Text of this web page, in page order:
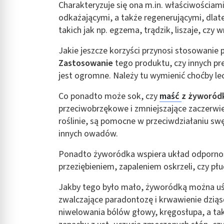
Charakteryzuje się ona m.in.
odkażającymi, a także regenerującymi,
takich jak np. egzema, trądzik, liszaje, czy
Jakie jeszcze korzyści przynosi stosowanie
Zastosowanie tego produktu, czy innych
jest ogromne. Należy tu wymienić choćby
Co ponadto może sok, czy maść z
przeciwobrzękowe i zmniejszające
roślinie, są pomocne w przeciwdziałaniu
innych owadów.
Ponadto żyworódka wspiera układ
przeziębieniem, zapaleniem oskrzeli, czy
Jakby tego było mało, żyworódką można
zwalczające paradontozę i krwawienie
niwelowania bólów głowy, kręgosłupa, a